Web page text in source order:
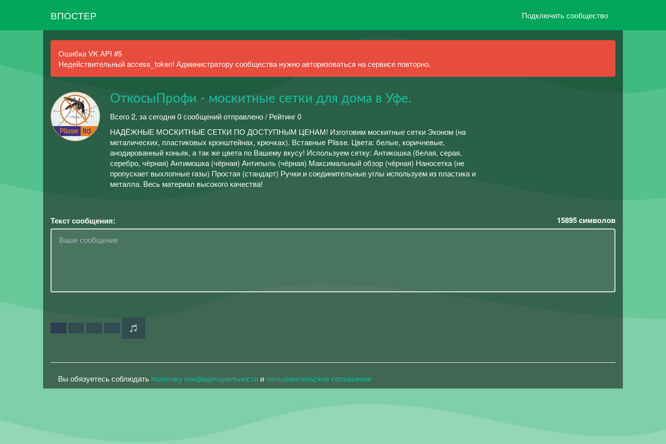
ВПОСТЕР Подключить сообщество
Ошибка VK API #5
Недействительный access_token! Администратору сообщества нужно авторизоваться на сервисе повторно.
ОткосыПрофи - москитные сетки для дома в Уфе.
Всего 2, за сегодня 0 сообщений отправлено / Рейтинг 0
НАДЁЖНЫЕ МОСКИТНЫЕ СЕТКИ ПО ДОСТУПНЫМ ЦЕНАМ! Изготовим москитные сетки Эконом (на
металических, пластиковых кронштейнах, крючках). Вставные Plisse. Цвета: белые, коричневые,
анодированный коньяк, а так же цвета по Вашему вкусу! Используем сетку: Антикошка (белая, серая,
серебро, чёрная) Антимошка (чёрная) Антипыль (чёрная) Максимальный обзор (чёрная) Наносетка (не
пропускает выхлопные газы) Простая (стандарт) Ручки и соединительные углы используем из пластика и
металла. Весь материал высокого качества!
Текст сообщения: 15895символов
Вы обязуетесь соблюдать политику конфиденциальности и пользовательское соглашение